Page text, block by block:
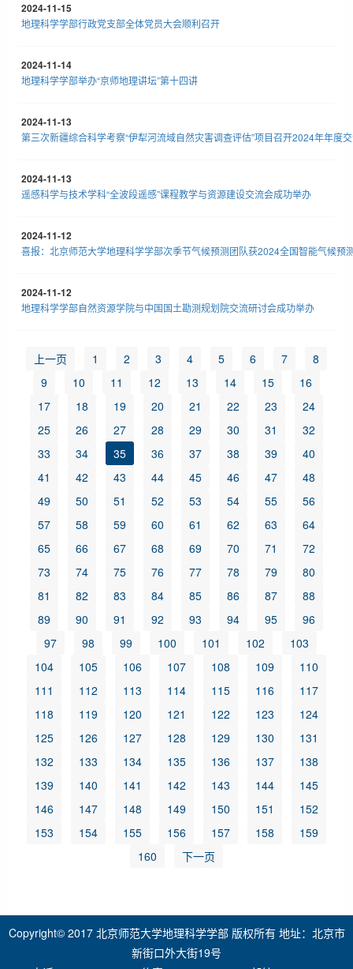
2024-11-15
地理科学学部行政党支部全体党员大会顺利召开
2024-11-14
地理科学学部举办“京师地理讲坛”第十四讲
2024-11-13
第三次新疆综合科学考察“伊犁河流域自然灾害调查评估”项目召开2024年年度
2024-11-13
遥感科学与技术学科“全波段遥感”课程教学与资源建设交流会成功举办
2024-11-12
喜报：北京师范大学地理科学学部次季节气候预测团队获2024全国智能气候预
2024-11-12
地理科学学部自然资源学院与中国国土勘测规划院交流研讨会成功举办
上一页 1 2 3 4 5 6 7
8
9
10 11 12 13 14 15
16
17
18 19 20 21 22 23
24
25
26 27 28 29 30 31
32
33
34 35 36 37 38 39
40
41
42 43 44 45 46 47
48
49
50 51 52 53 54 55
56
57
58 59 60 61 62 63
64
65
66 67 68 69 70 71
72
73
74 75 76 77 78 79
80
81
82 83 84 85 86 87
88
89
90 91 92 93 94 95
96
97
98 99 100 101 102
103
104
105 106 107 108 109
110
111
112 113 114 115 116
117
118
119 120 121 122 123
124
125
126 127 128 129 130
131
132
133 134 135 136 137
138
139
140 141 142 143 144
145
146
147 148 149 150 151
152
153
154 155 156 157 158
159
160
下一页
Copyright© 2017 北京师范大学地理科学学部 版权所有 地址：北京市
新街口外大街19号